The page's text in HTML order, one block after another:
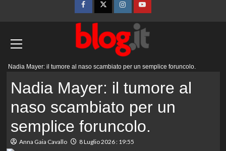
FacebookTwitterInstagramYouTube
Nadia Mayer: il tumore al naso scambiato per un semplice foruncolo.
Nadia Mayer: il tumore al
naso scambiato per un
semplice foruncolo.
Anna Gaia Cavallo 8 Luglio 2026 : 19:55